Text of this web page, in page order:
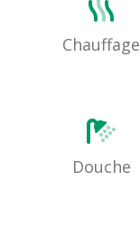
Chauffage
Douche